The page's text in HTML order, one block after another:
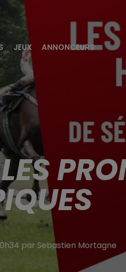
JEUX ANNONCEURS
par Sebastien Mortagne